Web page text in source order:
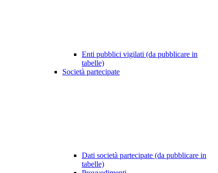
Enti pubblici vigilati (da pubblicare in
tabelle)
Società partecipate
Dati società partecipate (da pubblicare in
tabelle)